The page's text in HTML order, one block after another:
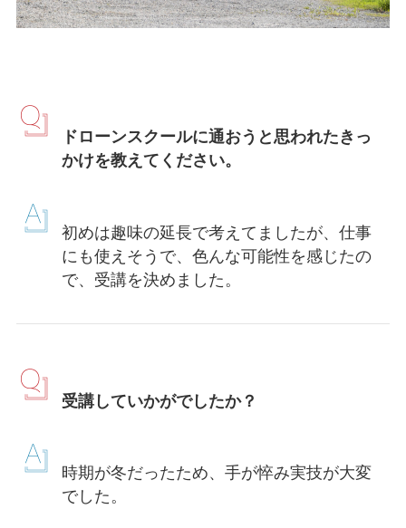
ドローンスクールに通おうと思われたきっ
かけを教えてください。
初めは趣味の延長で考えてましたが、仕事
にも使えそうで、色んな可能性を感じたの
で、受講を決めました。
受講していかがでしたか？
時期が冬だったため、手が悴み実技が大変
でした。